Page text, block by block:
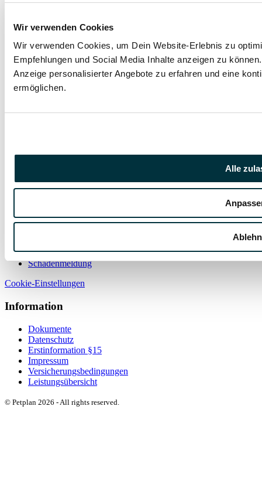
Wir verwenden Cookies
Wir verwenden Cookies, um Dein Website-Erlebnis zu
Empfehlungen und Social Media Inhalte anzeigen zu
Anzeige personalisierter Angebote zu erfahren und eine
ermöglichen.
Alle
Diagnostik
Kaninchenkrankenversicherung
Versicherungen für Hunde
Versicherungen für Katzen
Birkenzucker (Xylitol): die tödliche Gefahr für Ihren
Vestibularsyndrom beim Hund: Ursachen, Diagnose
und Behandlungsmöglichkeiten
Kontakt
Schadenmeldung
Cookie-Einstellungen
Information
Dokumente
Datenschutz
Erstinformation §15
Impressum
Versicherungsbedingungen
Leistungsübersicht
© Petplan 2026 - All rights reserved.